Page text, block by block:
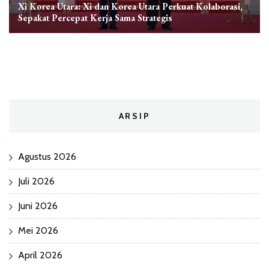
Xi Korea Utara: Xi dan Korea Utara Perkuat Kolaborasi,
Sepakat Percepat Kerja Sama Strategis
ARSIP
Agustus 2026
Juli 2026
Juni 2026
Mei 2026
April 2026